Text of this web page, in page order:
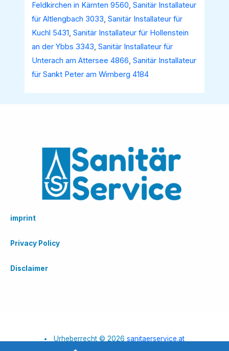
Feldkirchen in Kärnten 9560,Sanitär Installateur
für Altlengbach 3033,Sanitär Installateur für
Kuchl 5431,Sanitär Installateur für Hollenstein
an der Ybbs 3343,Sanitär Installateur für
Unterach am Attersee 4866,Sanitär Installateur
für Sankt Peter am Wimberg 4184
imprint
Privacy Policy
Disclaimer
Urheberrecht © 2026sanitaerservice.at